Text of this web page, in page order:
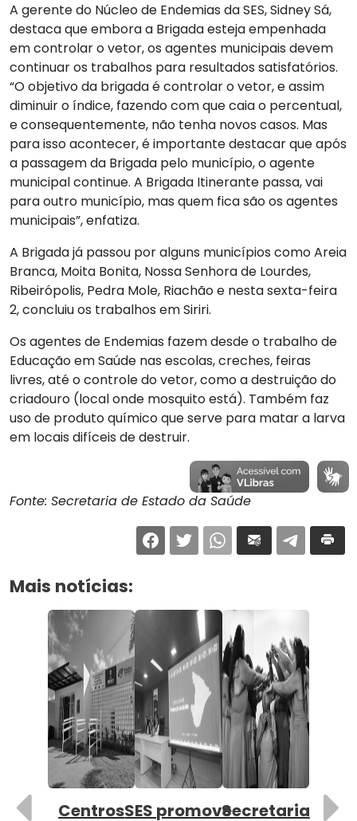
A gerente do Núcleo de Endemias da SES, Sidney Sá,
destaca que embora a Brigada esteja empenhada
em controlar o vetor, os agentes municipais devem
continuar os trabalhos para resultados satisfatórios.
“O objetivo da brigada é controlar o vetor, e assim
diminuir o índice, fazendo com que caia o percentual,
e consequentemente, não tenha novos casos. Mas
para isso acontecer, é importante destacar que após
a passagem da Brigada pelo município, o agente
municipal continue. A Brigada Itinerante passa, vai
para outro município, mas quem fica são os agentes
municipais”, enfatiza.
A Brigada já passou por alguns municípios como Areia
Branca, Moita Bonita, Nossa Senhora de Lourdes,
Ribeirópolis, Pedra Mole, Riachão e nesta sexta-feira
2, concluiu os trabalhos em Siriri.
Os agentes de Endemias fazem desde o trabalho de
Educação em Saúde nas escolas, creches, feiras
livres, até o controle do vetor, como a destruição do
criadouro (local onde mosquito está). Também faz
uso de produto químico que serve para matar a larva
em locais difíceis de destruir.
Fonte: Secretaria de Estado da Saúde
Mais notícias:
CentrosSES promoveSecretaria
Anterior